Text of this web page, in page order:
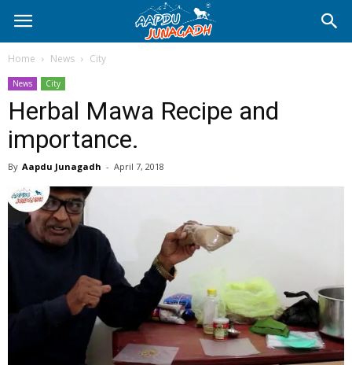
Home News City
News City
Herbal Mawa Recipe and
importance.
By Aapdu Junagadh - April 7, 2018